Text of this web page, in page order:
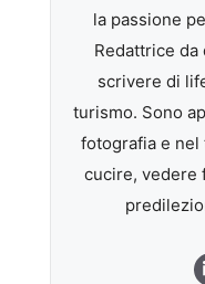
la passione
Redattrice da
scrivere di
turismo. Sono
fotografia e nel
cucire, vedere